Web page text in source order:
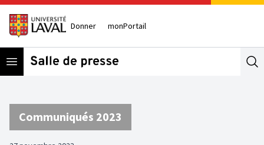
Donner monPortail
Open menu
Communiqués 2023